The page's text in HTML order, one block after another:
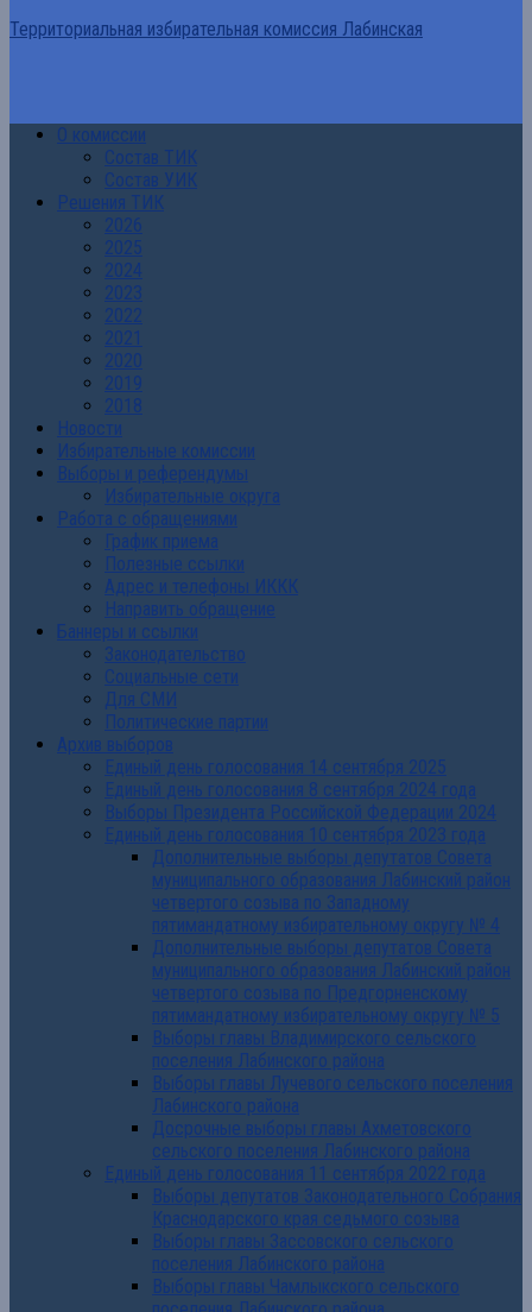
Территориальная избирательная комиссия Лабинская
О комиссии
Состав ТИК
Состав УИК
Решения ТИК
2026
2025
2024
2023
2022
2021
2020
2019
2018
Новости
Избирательные комиссии
Выборы и референдумы
Избирательные округа
Работа с обращениями
График приема
Полезные ссылки
Адрес и телефоны ИККК
Направить обращение
Баннеры и ссылки
Законодательство
Социальные сети
Для СМИ
Политические партии
Архив выборов
Единый день голосования 14 сентября 2025
Единый день голосования 8 сентября 2024 года
Выборы Президента Российской Федерации 2024
Единый день голосования 10 сентября 2023 года
Дополнительные выборы депутатов Совета
муниципального образования Лабинский район
четвертого созыва по Западному
пятимандатному избирательному округу № 4
Дополнительные выборы депутатов Совета
муниципального образования Лабинский район
четвертого созыва по Предгорненскому
пятимандатному избирательному округу № 5
Выборы главы Владимирского сельского
поселения Лабинского района
Выборы главы Лучевого сельского поселения
Лабинского района
Досрочные выборы главы Ахметовского
сельского поселения Лабинского района
Единый день голосования 11 сентября 2022 года
Выборы депутатов Законодательного Собрания
Краснодарского края седьмого созыва
Выборы главы Зассовского сельского
поселения Лабинского района
Выборы главы Чамлыкского сельского